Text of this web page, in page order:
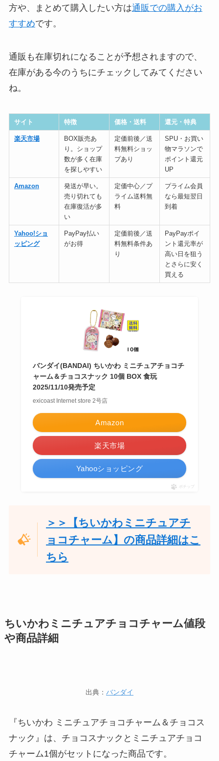
方や、まとめて購入したい方は通販での購入がお
すすめです。
通販も在庫切れになることが予想されますので、
在庫がある今のうちにチェックしてみてください
ね。
サイト 特徴 価格・送料 還元・特典
楽天市場
BOX販売あ
り。ショップ
数が多く在庫
を探しやすい
定価前後／送
料無料ショッ
プあり
SPU・お買い
物マラソンで
ポイント還元
UP
Amazon
発送が早い。
売り切れても
在庫復活が多
い
定価中心／プ
ライム送料無
料
プライム会員
なら最短翌日
到着
Yahoo!ショ
ッピング
PayPay払い
がお得
定価前後／送
料無料条件あ
り
PayPayポイ
ント還元率が
高い日を狙う
とさらに安く
買える
バンダイ(BANDAI) ちいかわ ミニチュアチョコチ
ャーム＆チョコスナック 10個 BOX 食玩
2025/11/10発売予定
exicoast Internet store 2号店
Amazon
楽天市場
Yahooショッピング
ポチップ
＞＞【ちいかわミニチュアチ
ョコチャーム】の商品詳細はこ
ちら
ちいかわミニチュアチョコチャーム値段
や商品詳細
出典： バンダイ
『ちいかわ ミニチュアチョコチャーム＆チョコス
ナック』は、チョコスナックとミニチュアチョコ
チャーム1個がセットになった商品です。